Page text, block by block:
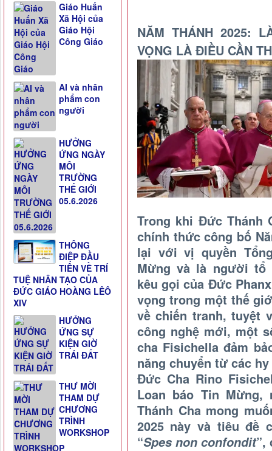
NĂM THÁNH 2025:
VỌNG LÀ ĐIỀU CẦN
Trong khi Đức Thánh
chính thức công bố
lại với vị quyền
Mừng và là người tổ
kêu gọi của Đức
vọng trong một thế
về chiến tranh, tuyệt
công nghệ mới, một
cha Fisichella đảm
năng chuyển từ các
Đức Cha Rino
Loan báo Tin
Thánh Cha mong
2025 này và tiêu đề
“Spes non confondit”,
Giáo Huấn
Xã Hội của
Giáo Hội
Công Giáo
AI và nhân
phẩm con
người
HƯỞNG
ỨNG NGÀY
MÔI
TRƯỜNG
THẾ GIỚI
05.6.2026
THÔNG
ĐIỆP ĐẦU
TIÊN VỀ TRÍ
TUỆ NHÂN TẠO CỦA
ĐỨC GIÁO HOÀNG LÊÔ
XIV
HƯỞNG
ỨNG SỰ
KIỆN GIỜ
TRÁI ĐẤT
THƯ MỜI
THAM DỰ
CHƯƠNG
TRÌNH
WORKSHOP